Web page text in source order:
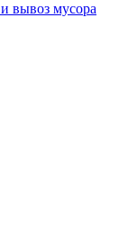
вывоз мусора